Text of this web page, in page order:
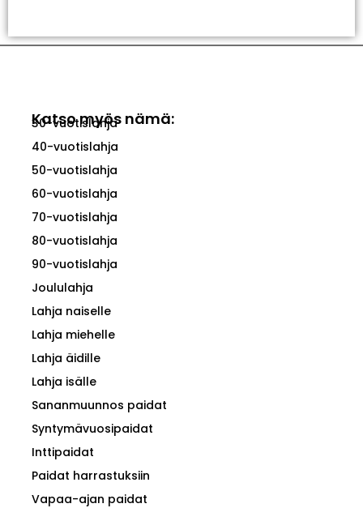
Katso myös nämä:
30-vuotislahja
40-vuotislahja
50-vuotislahja
60-vuotislahja
70-vuotislahja
80-vuotislahja
90-vuotislahja
Joululahja
Lahja naiselle
Lahja miehelle
Lahja äidille
Lahja isälle
Sananmuunnos paidat
Syntymävuosipaidat
Inttipaidat
Paidat harrastuksiin
Vapaa-ajan paidat